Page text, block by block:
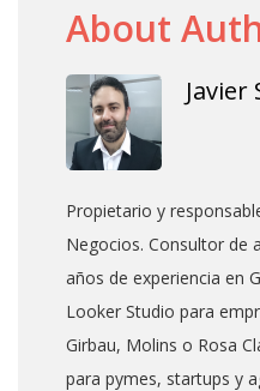
About
Javier
Propietario y
Negocios. Consultor de
años de experiencia en
Looker Studio para
Girbau, Molins o Rosa
para pymes, startups y